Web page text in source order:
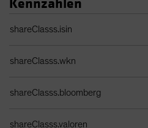
Kennzahlen
shareClasss.isin
shareClasss.wkn
shareClasss.bloomberg
shareClasss.valoren